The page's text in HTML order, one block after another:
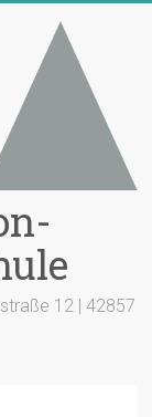
12 | 42857